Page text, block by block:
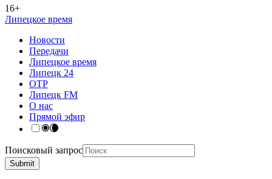
16+
Липецкое время
Новости
Передачи
Липецкое время
Липецк 24
ОТР
Липецк FM
О нас
Прямой эфир
Поисковый запрос
Submit